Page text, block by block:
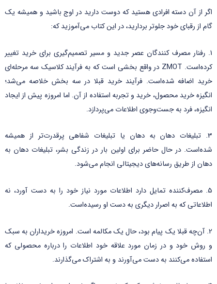
اگر از آن دسته افرادی هستید که دوست دارید در اوج باشید و همیشه یک
گام از رقبای خود جلوتر بردارید، در این کتاب می‌آموزید که:
1. رفنار مصرف کنندگان عصر جدید و مسیر تصمیم‌گیری برای خرید تغییر
کرده‌است. ZMOT در واقع بخشی است که به فرآیند کلاسیک سه مرحله‌ای
خرید اضافه شده‌است. فرآیند خرید قبلا در سه بخش خلاصه می‌شد؛
انگیزه خرید محصول، خرید و تجربه استفاده از آن. اما امروزه پیش از ایجاد
انگیزه، فرد به جست‌وجوی اطلاعات می‌پردازد.
3. تبلیغات دهان به دهان یا تبلیغات شفاهی پرقدرت‌تر از همیشه
شده‌است. در حال حاضر برای اولین بار در زندگی بشر، تبلیغات دهان به
دهان از طریق رسانه‌های دیجیتالی انجام می‌شود.
5. مصرف‌کننده تمایل دارد اطلاعات مورد نیاز خود را به دست آورد، نه
اطلاعاتی که به اصرار دیگری به دست او رسیده‌است.
2. آن‌چه قبلا یک پیام بود، حال یک مکالمه است. امروزه خریداران به سبک
و روش خود و در زمان مورد علاقه خود اطلاعات را درباره محصولی که
استفاده می‌کنند به دست می‌آورند و به اشتراک می‌گذارند.